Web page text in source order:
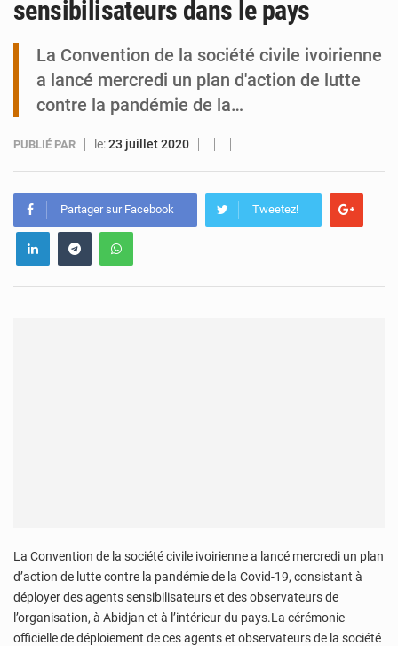
sensibilisateurs dans le pays
La Convention de la société civile ivoirienne
a lancé mercredi un plan d'action de lutte
contre la pandémie de la…
PUBLIÉ PAR le:23 juillet 2020
Partager sur Facebook Tweetez!
La Convention de la société civile ivoirienne a lancé mercredi un plan
d’action de lutte contre la pandémie de la Covid-19, consistant à
déployer des agents sensibilisateurs et des observateurs de
l’organisation, à Abidjan et à l’intérieur du pays.La cérémonie
officielle de déploiement de ces agents et observateurs de la société